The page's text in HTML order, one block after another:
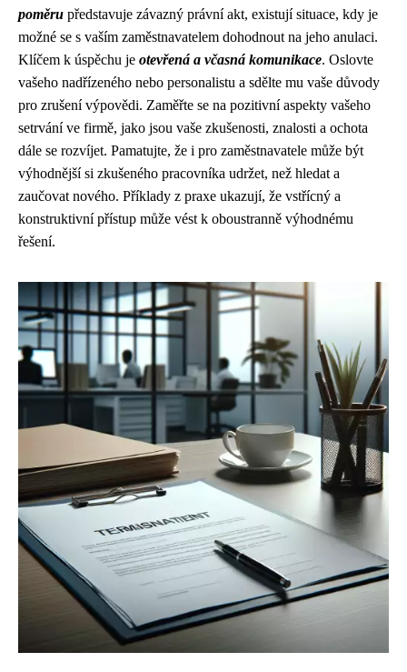
poměru představuje závazný právní akt, existují situace, kdy je
možné se s vaším zaměstnavatelem dohodnout na jeho anulaci.
Klíčem k úspěchu je otevřená a včasná komunikace. Oslovte
vašeho nadřízeného nebo personalistu a sdělte mu vaše důvody
pro zrušení výpovědi. Zaměřte se na pozitivní aspekty vašeho
setrvání ve firmě, jako jsou vaše zkušenosti, znalosti a ochota
dále se rozvíjet. Pamatujte, že i pro zaměstnavatele může být
výhodnější si zkušeného pracovníka udržet, než hledat a
zaučovat nového. Příklady z praxe ukazují, že vstřícný a
konstruktivní přístup může vést k oboustranně výhodnému
řešení.